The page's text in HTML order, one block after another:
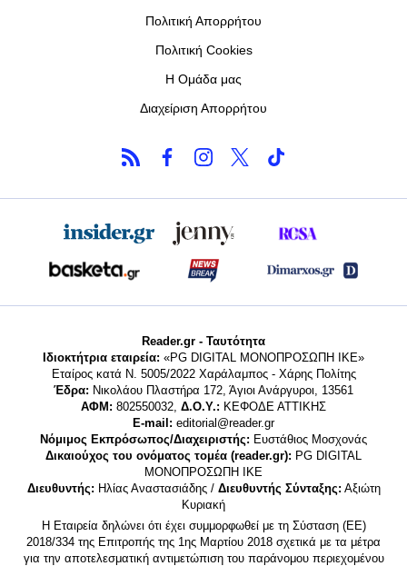
Πολιτική Απορρήτου
Πολιτική Cookies
Η Ομάδα μας
Διαχείριση Απορρήτου
Reader.gr - Ταυτότητα
Ιδιοκτήτρια εταιρεία: «PG DIGITAL MONΟΠΡΟΣΩΠΗ ΙΚΕ»
Εταίρος κατά Ν. 5005/2022 Χαράλαμπος - Χάρης Πολίτης
Έδρα: Νικολάου Πλαστήρα 172, Άγιοι Ανάργυροι, 13561
ΑΦΜ: 802550032, Δ.Ο.Υ.: ΚΕΦΟΔΕ ΑΤΤΙΚΗΣ
E-mail: editorial@reader.gr
Νόμιμος Εκπρόσωπος/Διαχειριστής: Ευστάθιος Μοσχονάς
Δικαιούχος του ονόματος τομέα (reader.gr): PG DIGITAL
MONΟΠΡΟΣΩΠΗ ΙΚΕ
Διευθυντής: Ηλίας Αναστασιάδης / Διευθυντής Σύνταξης: Αξιώτη
Κυριακή
Η Εταιρεία δηλώνει ότι έχει συμμορφωθεί με τη Σύσταση (ΕΕ)
2018/334 της Επιτροπής της 1ης Μαρτίου 2018 σχετικά με τα μέτρα
για την αποτελεσματική αντιμετώπιση του παράνομου περιεχομένου